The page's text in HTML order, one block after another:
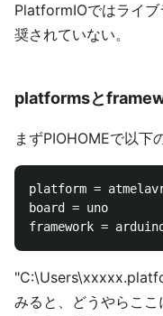
PlatformIOではライ
奨されていない。
platformsと
まずPIOHOMEで以下
platform =
board = uno
みると、どうやらこ